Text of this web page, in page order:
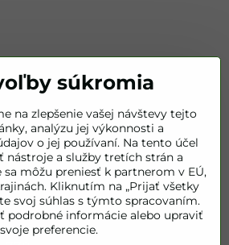
súkromia
na zlepšenie vašej návštevy tejto
analýzu jej výkonnosti a
o jej používaní. Na tento účel
nástroje a služby tretích strán a
sa môžu preniesť k partnerom v EÚ,
Kliknutím na „Prijať všetky
svoj súhlas s týmto spracovaním.
podrobné informácie alebo upraviť
svoje preferencie.